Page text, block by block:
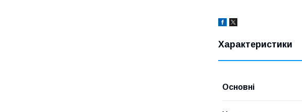
Характеристики
Основні